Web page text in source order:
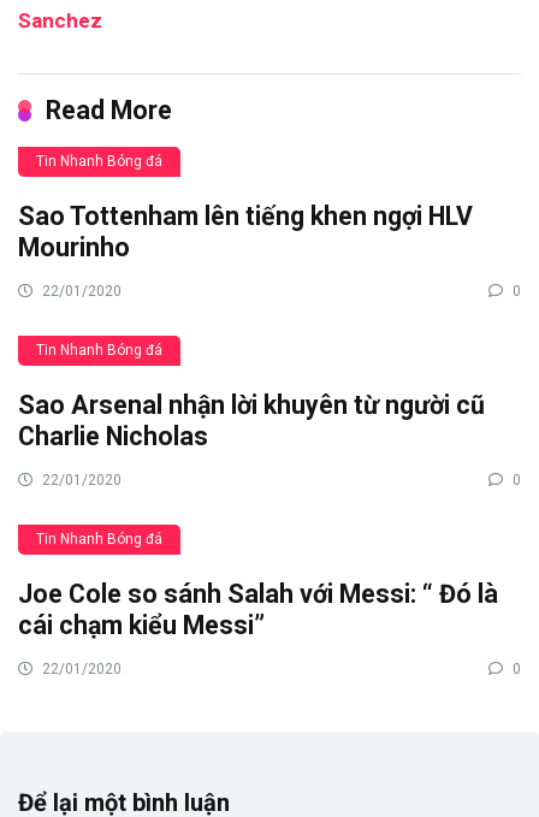
Sanchez
Read More
Tin Nhanh Bóng đá
Sao Tottenham lên tiếng khen ngợi HLV
Mourinho
22/01/2020 0
Tin Nhanh Bóng đá
Sao Arsenal nhận lời khuyên từ người cũ
Charlie Nicholas
22/01/2020 0
Tin Nhanh Bóng đá
Joe Cole so sánh Salah với Messi: “ Đó là
cái chạm kiểu Messi”
22/01/2020 0
Để lại một bình luận